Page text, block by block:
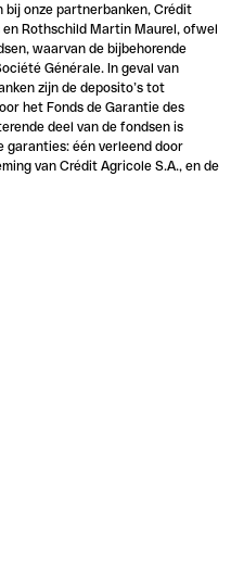
onze partnerbanken, Crédit
Rothschild Martin Maurel, ofwel
waarvan de bijbehorende
Générale. In geval van
zijn de deposito’s tot
het Fonds de Garantie des
deel van de fondsen is
garanties: één verleend door
van Crédit Agricole S.A., en de